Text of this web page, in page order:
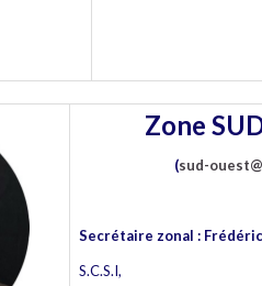
Zone
(sud-
Secrétaire zonal :
S.C.S.I,